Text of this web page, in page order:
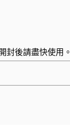
封後請盡快使用。